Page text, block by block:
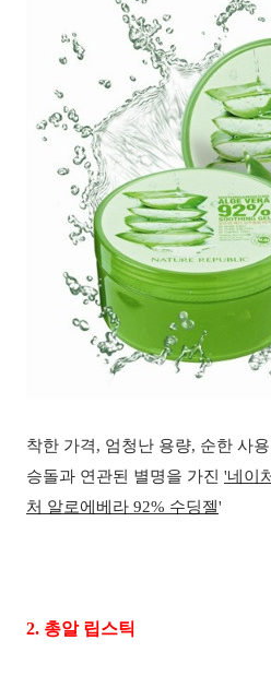
착한 가격, 엄청난 용량, 순한 사
승돌과 연관된 별명을 가진 '네이
처 알로에베라 92% 수딩젤'
2. 총알 립스틱